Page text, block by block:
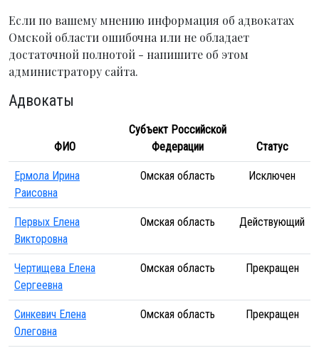
Если по вашему мнению информация об адвокатах
Омской области ошибочна или не обладает
достаточной полнотой - напишите об этом
администратору сайта.
Адвокаты
ФИО
Субъект Российской
Федерации
Статус
Ермола Ирина
Раисовна
Омская область Исключен
Первых Елена
Викторовна
Омская область Действующий
Чертищева Елена
Сергеевна
Омская область Прекращен
Синкевич Елена
Олеговна
Омская область Прекращен